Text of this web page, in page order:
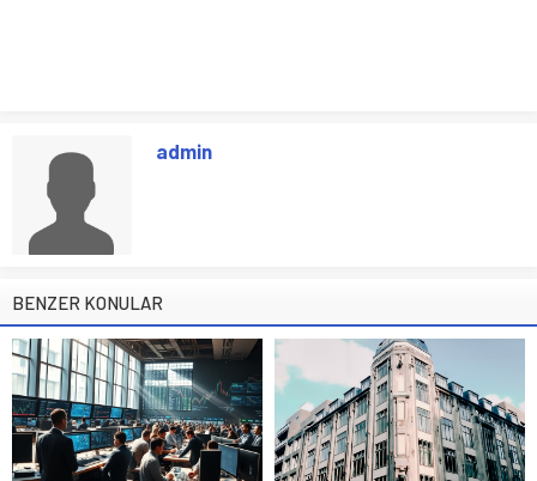
admin
BENZER KONULAR